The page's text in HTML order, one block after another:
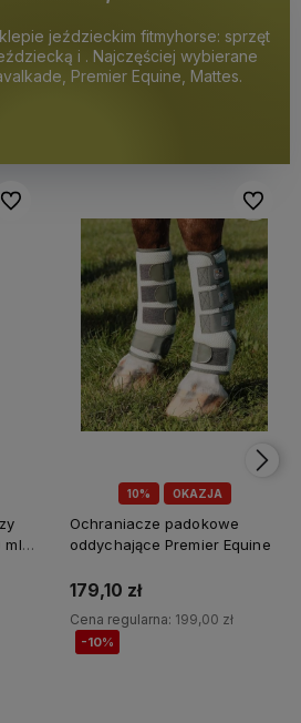
jeździeckim fitmyhorse: sprzęt
i . Najczęściej wybierane
Premier Equine, Mattes.
ml
Do ulubionych
10% OKAZJA
Ochraniacze padokowe
oddychające Premier Equine
179,10 zł
Cena regularna: 199,00 zł
-10%
Do